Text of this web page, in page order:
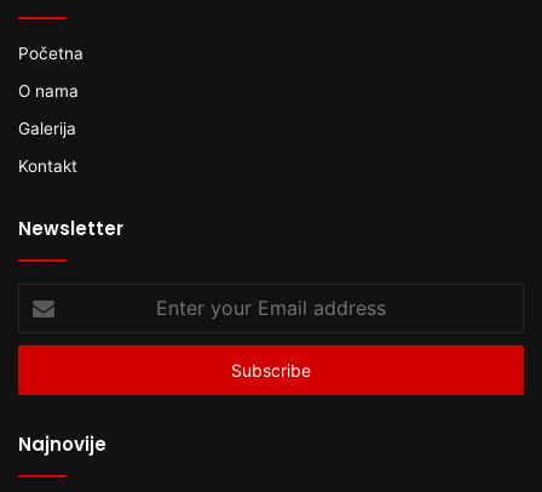
Početna
O nama
Galerija
Kontakt
Newsletter
your
Email
Najnovije